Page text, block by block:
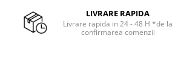
LIVRARE RAPIDA
Livrare rapida in 24 - 48 H *de la
confirmarea comenzii